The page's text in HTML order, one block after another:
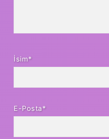
İsim*
E-Posta*